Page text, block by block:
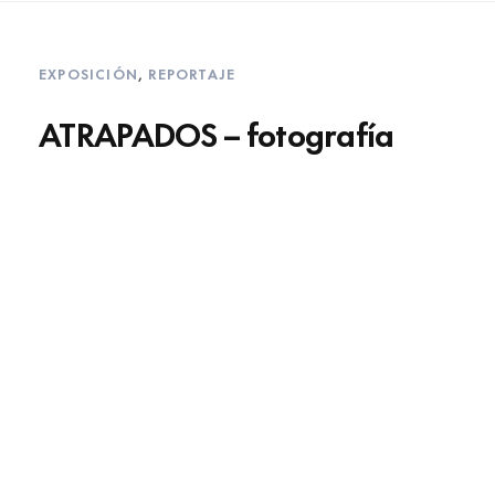
EXPOSICIÓN, REPORTAJE
ATRAPADOS – fotografía